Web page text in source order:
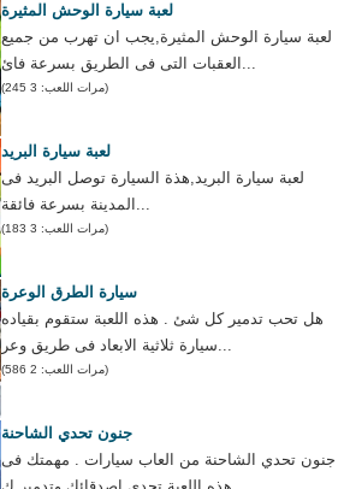
لعبة سيارة الوحش المثيرة
لعبة سيارة الوحش المثيرة,يجب ان تهرب من جميع
العقبات التى فى الطريق بسرعة فائ...
(مرات اللعب: 3 245)
لعبة سيارة البريد
لعبة سيارة البريد,هذة السيارة توصل البريد فى
المدينة بسرعة فائقة...
(مرات اللعب: 3 183)
سيارة الطرق الوعرة
هل تحب تدمير كل شئ . هذه اللعبة ستقوم بقياده
سيارة ثلاثية الابعاد فى طريق وعر...
(مرات اللعب: 2 586)
جنون تحدي الشاحنة
جنون تحدي الشاحنة من العاب سيارات . مهمتك فى